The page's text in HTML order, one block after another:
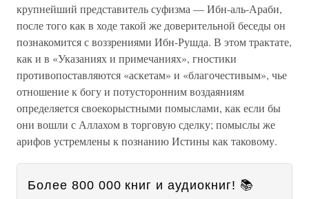
крупнейший представитель суфизма — Ибн-аль-Араби,
после того как в ходе такой же доверительной беседы он
познакомится с воззрениями Ибн-Рушда. В этом трактате,
как и в «Указаниях и примечаниях», гностики
противопоставляются «аскетам» и «благочестивым», чье
отношение к богу и потусторонним воздаяниям
определяется своекорыстными помыслами, как если бы
они вошли с Аллахом в торговую сделку; помыслы же
арифов устремлены к познанию Истины как таковому.
Более 800 000 книг и аудиокниг! 📚